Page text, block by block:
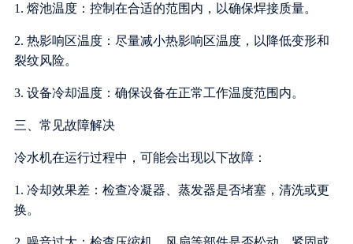
1. 熔池温度：控制在合适的范围内，以确保焊接质量。
2. 热影响区温度：尽量减小热影响区温度，以降低变形和
裂纹风险。
3. 设备冷却温度：确保设备在正常工作温度范围内。
三、常见故障解决
冷水机在运行过程中，可能会出现以下故障：
1. 冷却效果差：检查冷凝器、蒸发器是否堵塞，清洗或更
换。